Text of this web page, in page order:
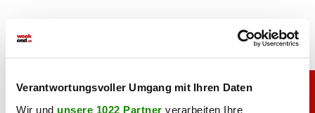
Verantwortungsvoller Umgang mit Ihren Daten
Wir und unsere 1022 Partner verarbeiten Ihre